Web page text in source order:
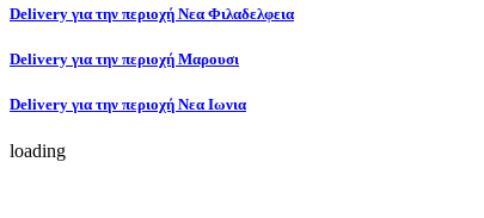
Delivery για την περιοχή Νεα Φιλαδελφεια
Delivery για την περιοχή Μαρουσι
Delivery για την περιοχή Νεα Ιωνια
loading